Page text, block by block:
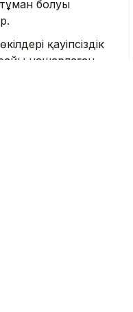
болуы
қауіпсіздік
нашарлаған